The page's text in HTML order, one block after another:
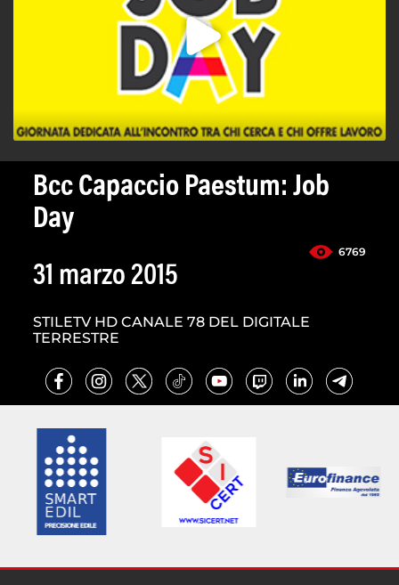
Bcc Capaccio Paestum: Job
Day
6769
31 marzo 2015
STILETV HD CANALE 78 DEL DIGITALE
TERRESTRE